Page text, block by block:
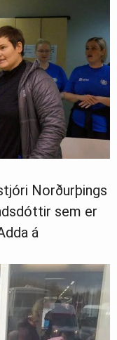
Norðurþings
sem er
á